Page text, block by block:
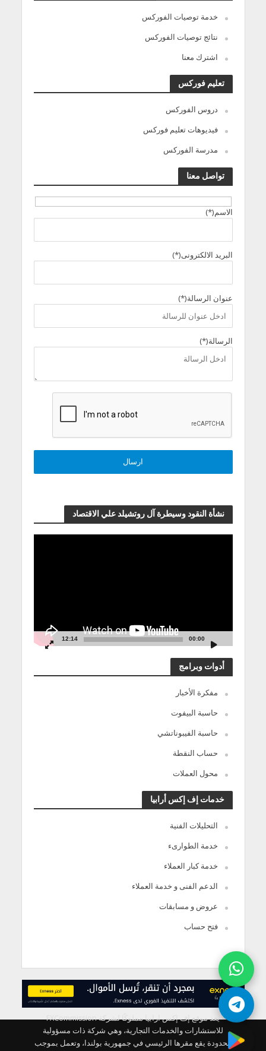
خدمة توصيات الفوركس
نتائج توصيات الفوركس
اشترك معنا
تعليم فوركس
دروس الفوركس
فيديوهات تعليم فوركس
مدرسة الفوركس
تواصل معنا
الاسم(*)
البريد الالكترونى(*)
عنوان الرسالة(*)
الرسالة(*)
نشأة النقود وسيطرة آل روتشيلد علي الاقتصاد
00:00
12:14
أدوات وبرامج
مفكرة الأخبار
حاسبة البيفوت
حاسبة الفيبوناتشي
حساب النقطة
محول العملات
خدمات إف إكس أرابيا
التحليلات الفنية
خدمة الطوارىء
خدمة كبار العملاء
الدعم الفنى و خدمة العملاء
عروض و مسابقات
فتح حساب
يعد موقع إف إكس ارابيا مملوكًا لشركة FXCommission
للاستشارات والخدمات التجارية، وهي شركة ذات مسؤولية
محدودة يقع مقرها الرئيسي في جمهورية بولندا، وتعمل بموجب